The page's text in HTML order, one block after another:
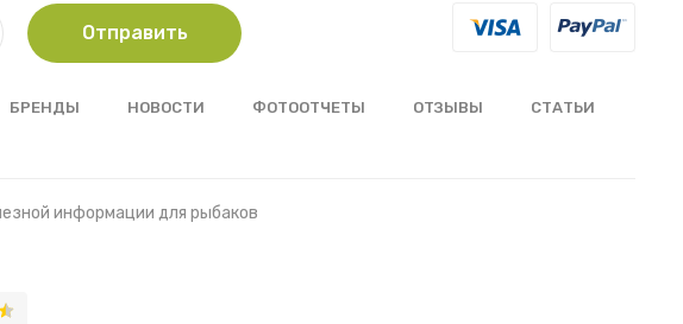
Отправить
БРЕНДЫ НОВОСТИ ФОТООТЧЕТЫ ОТЗЫВЫ
СТАТЬИ
информации для рыбаков